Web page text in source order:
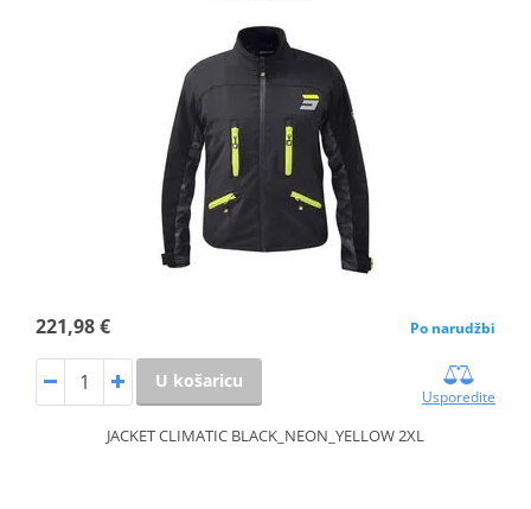
221,98 € Po narudžbi
U košaricu
Usporedite
JACKET CLIMATIC BLACK_NEON_YELLOW 2XL